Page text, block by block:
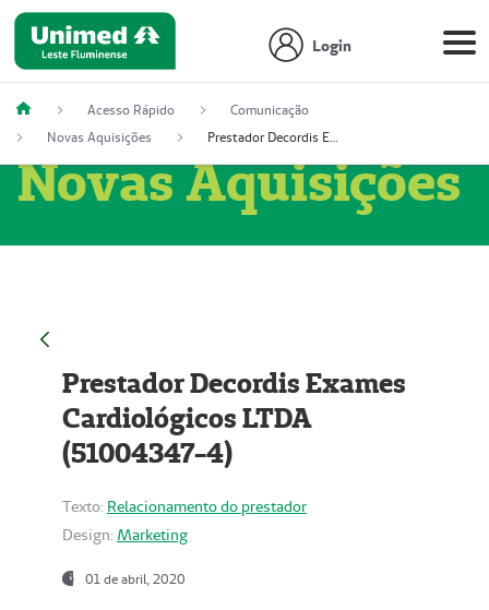
Login
Acesso Rápido
Comunicação
Novas Aquisições
Prestador Decordis Exames Cardiológicos LTDA (51004347-4)
Novas Aquisições
Prestador Decordis Exames
Cardiológicos LTDA
(51004347-4)
Texto: Relacionamento do prestador
Design: Marketing
01 de abril, 2020